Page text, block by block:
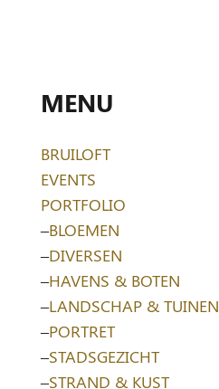
MENU
BRUILOFT
EVENTS
PORTFOLIO
–BLOEMEN
–DIVERSEN
–HAVENS & BOTEN
–LANDSCHAP & TUINEN
–PORTRET
–STADSGEZICHT
–STRAND & KUST